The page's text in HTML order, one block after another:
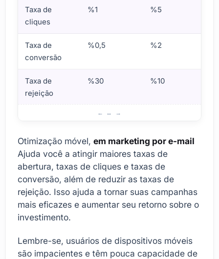
Taxa de
cliques
%1 %5
Taxa de
conversão
%0,5 %2
Taxa de
rejeição
%30 %10
Otimização móvel, em marketing por e-mail
Ajuda você a atingir maiores taxas de
abertura, taxas de cliques e taxas de
conversão, além de reduzir as taxas de
rejeição. Isso ajuda a tornar suas campanhas
mais eficazes e aumentar seu retorno sobre o
investimento.
Lembre-se, usuários de dispositivos móveis
são impacientes e têm pouca capacidade de